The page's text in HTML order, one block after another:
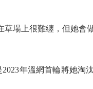
場上很難纏，但她會做
年溫網首輪將她淘